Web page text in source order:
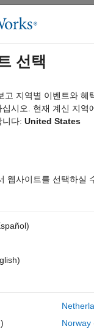
탐색 메뉴
선택
고 지역별 이벤트와 혜
시오. 현재 계신 지역
니다: United States
웹사이트를 선택하실
Norway
상표 개인정보 취급